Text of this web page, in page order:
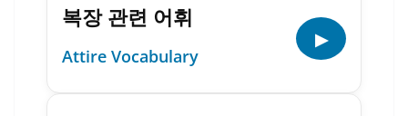
복장 관련 어휘
Attire Vocabulary
▶